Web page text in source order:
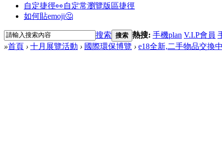
自定捷徑👀自定常瀏覽版區捷徑
如何貼emoji🤔
搜索 搜索 熱搜: 手機plan V.I.P會員
»首頁 › 十月展覽活動 › 國際環保博覽 › e18全新,二手物品交換